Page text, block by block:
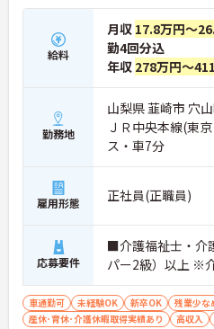
給料
月収 17.8万円～
勤4回分込
年収 278万円～
勤務地
山梨県 韮崎市 穴
ＪＲ中央本線(東
ス・車7分
雇用形態 正社員(正職員)
応募要件
■介護福祉士・介
パー2級）以上 ※
車通勤可 未経験OK 新卒OK 残業少な
産休･育休･介護休暇取得実績あり
高収入